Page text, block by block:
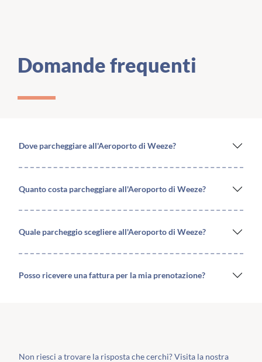
Domande frequenti
Dove parcheggiare all'Aeroporto di Weeze?
Quanto costa parcheggiare all'Aeroporto di Weeze?
Quale parcheggio scegliere all'Aeroporto di Weeze?
Posso ricevere una fattura per la mia prenotazione?
Non riesci a trovare la risposta che cerchi? Visita la nostra